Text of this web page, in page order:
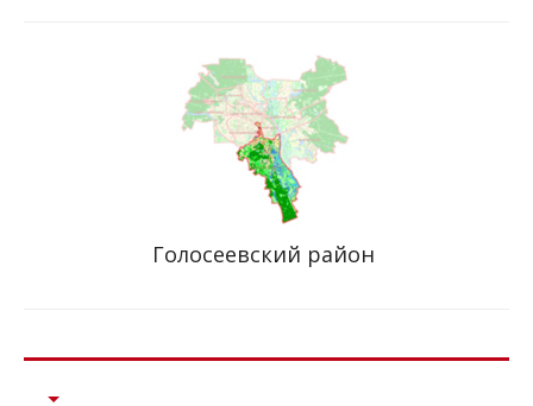
Голосеевский район